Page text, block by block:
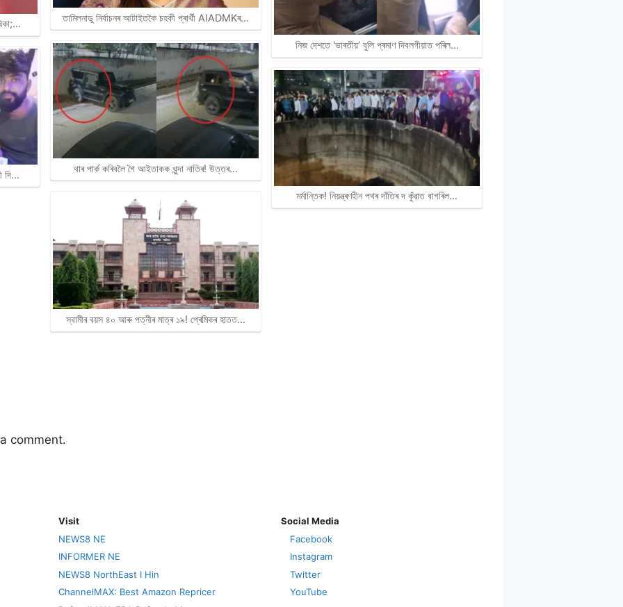
দি…
তামিলনাডু নিৰ্বাচনৰ আটাইতকৈ চহকী প্ৰাৰ্থী AIADMKৰ…
থাৰ পাৰ্ক কৰিবলৈ গৈ আইতাকক খুন্দা নাতিৰ! উত্তৰ…
স্বামীৰ বয়স ৪০ আৰু পত্নীৰ মাত্ৰ ১৯! প্ৰেমিকৰ হাতত…
নিজ দেশতে 'ভাৰতীয়’ বুলি প্ৰমাণ দিবলগীয়াত পৰিল…
মৰ্মান্তিক! নিয়ন্ত্ৰণহীন পথৰ দাঁতিৰ দ কুঁৱাত বাগৰিল…
comment.
Visit
NEWS8 NE
INFORMER NE
NEWS8 NorthEast I Hin
ChannelMAX: Best Amazon Repricer
Social Media
Facebook
Instagram
Twitter
YouTube